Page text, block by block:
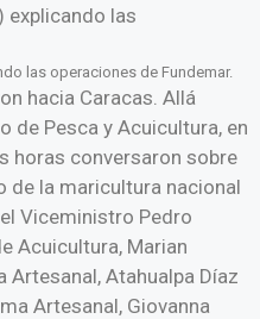
las operaciones de Fundemar.
hacia Caracas. Allá
de Pesca y Acuicultura, en
horas conversaron sobre
de la maricultura nacional
Viceministro Pedro
Acuicultura, Marian
Artesanal, Atahualpa Díaz
Artesanal, Giovanna